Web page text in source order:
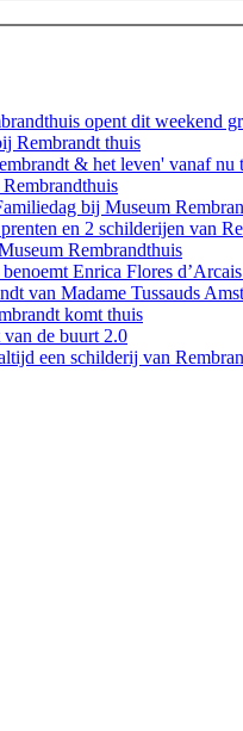
opent dit weekend
Rembrandt thuis
& het leven' vanaf nu
bij Museum
en 2 schilderijen van
Rembrandthuis
Enrica Flores
van Madame Tussauds
komt thuis
de buurt 2.0
een schilderij van